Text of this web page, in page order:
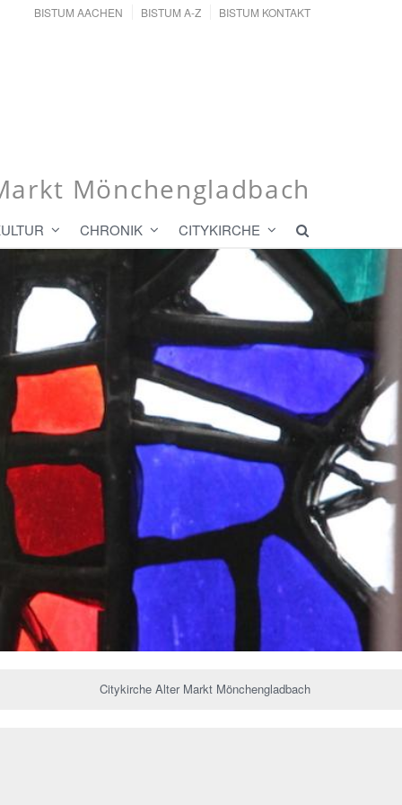
BISTUM AACHEN BISTUM A-Z BISTUM KONTAKT
Mönchengladbach
CHRONIK CITYKIRCHE
Citykirche Alter Markt Mönchengladbach